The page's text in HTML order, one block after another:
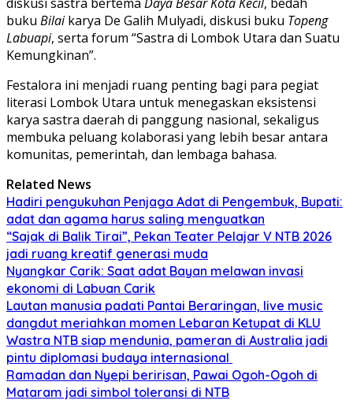
buku Bilaikarya De Galih Mulyadi, diskusi buku Topeng
Labuapi, serta forum “Sastra di Lombok Utara dan Suatu
Kemungkinan”.
Festalora ini menjadi ruang penting bagi para pegiat
literasi Lombok Utara untuk menegaskan eksistensi
karya sastra daerah di panggung nasional, sekaligus
membuka peluang kolaborasi yang lebih besar antara
komunitas, pemerintah, dan lembaga bahasa.
Related News
Hadiri pengukuhan Penjaga Adat di Pengembuk, Bupati:
adat dan agama harus saling menguatkan
“Sajak di Balik Tirai”, Pekan Teater Pelajar V NTB 2026
jadi ruang kreatif generasi muda
Nyangkar Carik: Saat adat Bayan melawan invasi
ekonomi di Labuan Carik
Lautan manusia padati Pantai Beraringan, live music
dangdut meriahkan momen Lebaran Ketupat di KLU
Wastra NTB siap mendunia, pameran di Australia jadi
pintu diplomasi budaya internasional
Ramadan dan Nyepi beririsan, Pawai Ogoh-Ogoh di
Mataram jadi simbol toleransi di NTB